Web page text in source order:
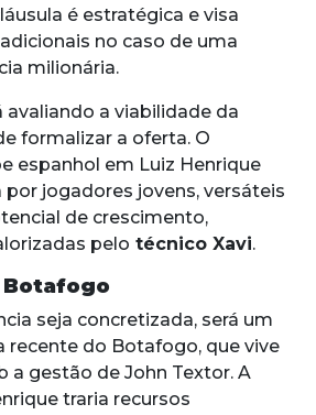
é estratégica e visa
no caso de uma
milionária.
avaliando a viabilidade da
formalizar a oferta. O
espanhol em Luiz Henrique
por jogadores jovens, versáteis
de crescimento,
pelo técnico Xavi.
Botafogo
seja concretizada, será um
recente do Botafogo, que vive
a gestão de John Textor. A
traria recursos